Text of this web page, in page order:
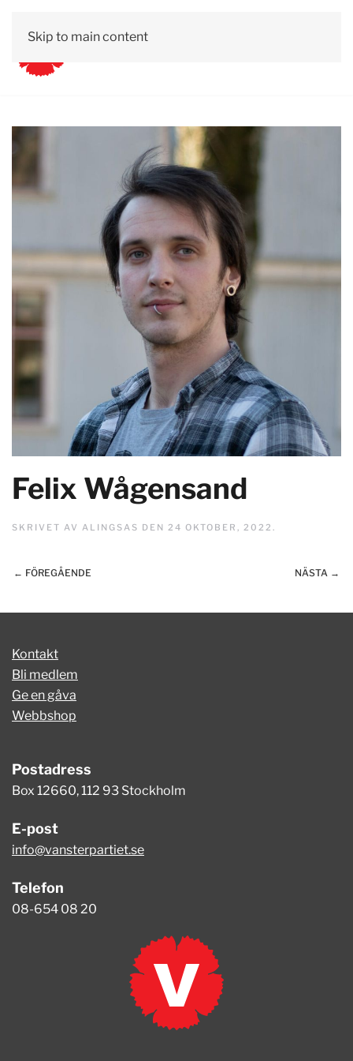
Skip to main content
Felix Wågensand
SKRIVET AV ALINGSAS DEN 24 OKTOBER, 2022 .
← FÖREGÅENDE NÄSTA →
Kontakt
Bli medlem
Ge en gåva
Webbshop
Postadress
Box 12660, 112 93 Stockholm
E-post
info@vansterpartiet.se
Telefon
08-654 08 20